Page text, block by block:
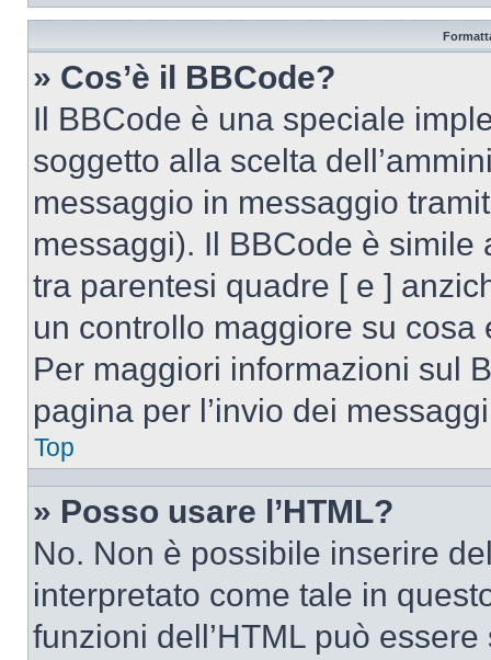
» Cos’è il BBCode?
Il BBCode è una speciale
soggetto alla scelta
messaggio in messaggio
messaggi). Il BBCode è simile
tra parentesi quadre [ e ]
un controllo maggiore su
Per maggiori informazioni sul
pagina per l’invio dei
Top
» Posso usare l’HTML?
No. Non è possibile inserire
interpretato come tale in
funzioni dell’HTML può